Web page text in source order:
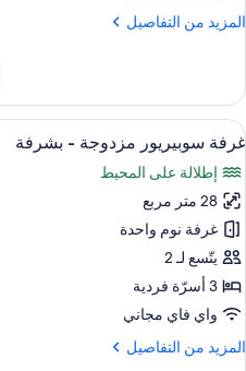
adults
child)
المزيد من التفاصيل
المزيد
غرفة
سوبيريور
مزدوجة
بشرفة
(2
adults
+
child)
استعراض
جميع
صور
غرفة
سوبيريور
مزدوجة
-
بشرفة
3
غرفة سوبيريور مزدوجة - بشرفة
إطلالة على المحيط
28 متر مربع
غرفة نوم واحدة
يتّسع لـ 2
3 أسرّة فردية
واي فاي مجاني
المزيد من التفاصيل
المزيد